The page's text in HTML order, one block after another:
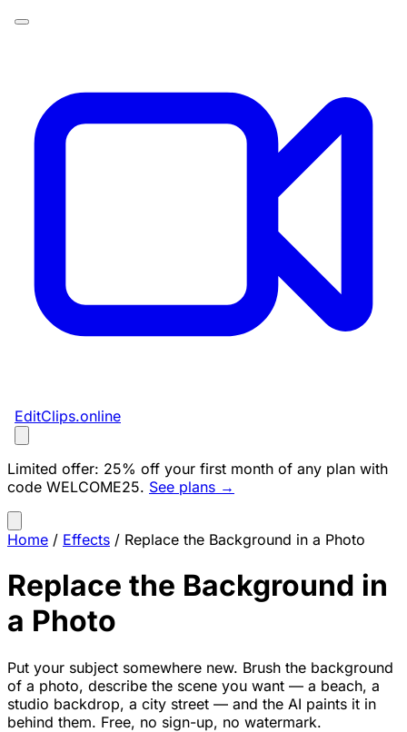
EditClips.online
Limited offer: 25% off your first month of any plan with
code WELCOME25. See plans →
Home / Effects / Replace the Background in a Photo
Replace the Background in
a Photo
Put your subject somewhere new. Brush the background
of a photo, describe the scene you want — a beach, a
studio backdrop, a city street — and the AI paints it in
behind them. Free, no sign-up, no watermark.